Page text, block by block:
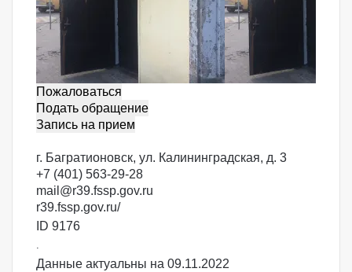
Пожаловаться
Подать обращение
Запись на прием
г. Багратионовск, ул. Калининградская, д. 3
+7 (401) 563-29-28
mail@r39.fssp.gov.ru
r39.fssp.gov.ru/
ID 9176
.
Данные актуальны на 09.11.2022